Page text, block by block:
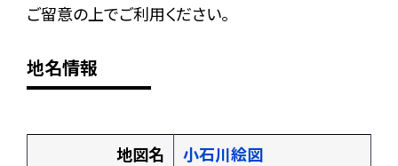
ご留意の上でご利用ください。
地名情報
地図名
小石川絵図